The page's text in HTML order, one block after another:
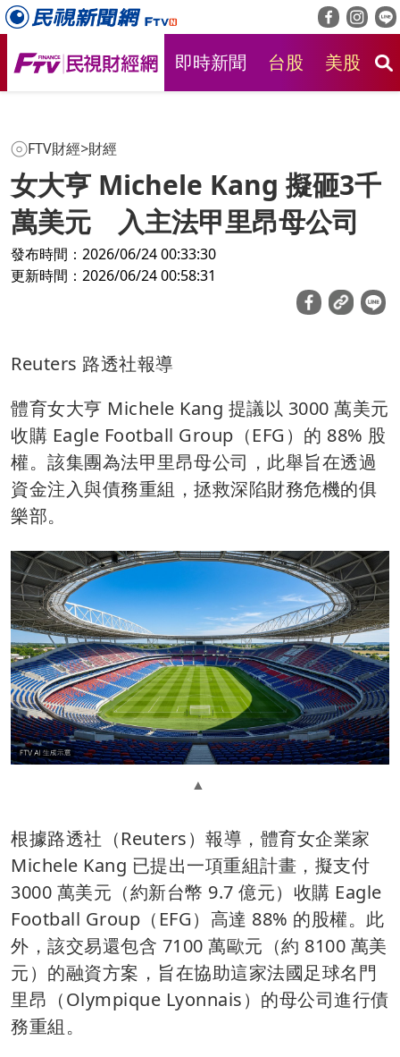
即時新聞 台股 美股
FTV財經>財經
女大亨 Michele Kang 擬砸3千
萬美元 入主法甲里昂母公司
發布時間：2026/06/24 00:33:30
更新時間：2026/06/24 00:58:31
Reuters 路透社報導
體育女大亨 Michele Kang 提議以 3000 萬美元
收購 Eagle Football Group（EFG）的 88% 股
權。該集團為法甲里昂母公司，此舉旨在透過
資金注入與債務重組，拯救深陷財務危機的俱
樂部。
根據路透社（Reuters）報導，體育女企業家
Michele Kang 已提出一項重組計畫，擬支付
3000 萬美元（約新台幣 9.7 億元）收購 Eagle
Football Group（EFG）高達 88% 的股權。此
外，該交易還包含 7100 萬歐元（約 8100 萬美
元）的融資方案，旨在協助這家法國足球名門
里昂（Olympique Lyonnais）的母公司進行債
務重組。